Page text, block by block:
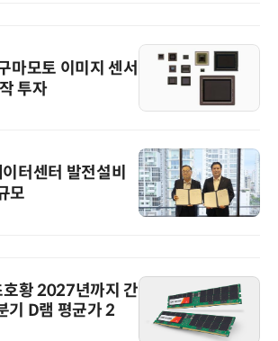
마모토 이미지 센서
투자
터센터 발전설비
모
황 2027년까지 간
D램 평균가 2